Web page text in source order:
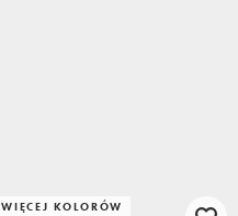
WIĘCEJ KOLORÓW